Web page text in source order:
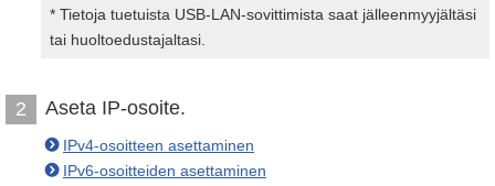
* Tietoja tuetuista USB-LAN-sovittimista saat jälleenmyyjältäsi
tai huoltoedustajaltasi.
2 Aseta IP-osoite.
IPv4-osoitteen asettaminen
IPv6-osoitteiden asettaminen